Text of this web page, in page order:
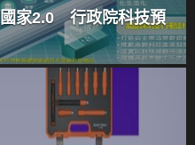
家2.0 行政院科技預